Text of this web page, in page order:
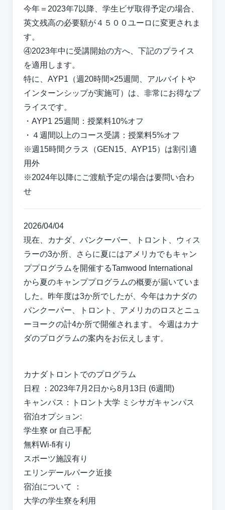
今年＝2023年7以降、学生ビザ取得予定の場合、
英文残高の必要額が４５００ユーロに変更されま
す。
④2023年中に受講開始の方へ、下記のプライス
を適用します。
特に、AYP1（週20時間×25週間、アルバイトや
インターンシップが実施可）は、非常にお得なプ
ライスです。
・AYP1 25週間：授業料10%オフ
・４週間以上のコース受講：授業料5%オフ
※週15時間クラス（GEN15、AYP15）は割引適
用外
※2024年以降にご渡航予定の場合は要問い合わ
せ
2026/04/04
現在、カナダ、バンクーバー、トロント、ウィス
ラーの3か所、さらに夏にはアメリカでもキャン
ププログラムを開催するTamwood International
から夏のキャンププログラムの概要が届いていま
した。昨年度は3か所でしたが、今年はカナダの
バンクーバー、トロント、アメリカのロスとニュ
ーヨークの計4か所で開催されます。 今週はカナ
ダのプログラムの案内をお伝えします。
カナダトロントでのプログラム
⽇程 ：2023年7⽉2⽇から8⽉13⽇ (6週間)
キャンパス：トロント⼤学 ミシサガキャンパス
宿泊オプション:
学⽣寮 or ⾃⼰⼿配
無料Wi-fi有り
スポーツ施設有り
エリンデールパーク近接
宿泊について ：
⼤学の学⽣寮を利⽤